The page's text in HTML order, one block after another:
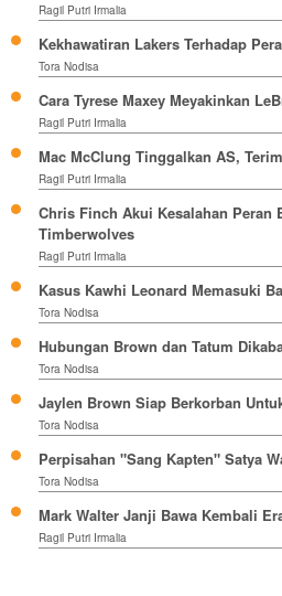
Ragil Putri Irmalia
Kekhawatiran Lakers Terhadap
Tora Nodisa
Cara Tyrese Maxey Meyakinkan
Ragil Putri Irmalia
Mac McClung Tinggalkan AS,
Ragil Putri Irmalia
Chris Finch Akui Kesalahan Peran
Timberwolves
Ragil Putri Irmalia
Kasus Kawhi Leonard Memasuki
Tora Nodisa
Hubungan Brown dan Tatum
Tora Nodisa
Jaylen Brown Siap Berkorban
Tora Nodisa
Perpisahan "Sang Kapten" Satya
Tora Nodisa
Mark Walter Janji Bawa Kembali
Ragil Putri Irmalia